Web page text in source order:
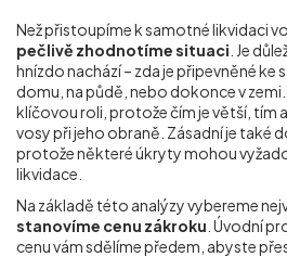
Než přistoupíme k samotné likvidaci
pečlivě zhodnotíme situaci . Je
hnízdo nachází – zda je připevněné
domu, na půdě, nebo dokonce v
klíčovou roli, protože čím je větší, tím
vosy při jeho obraně. Zásadní je také
protože některé úkryty mohou
likvidace.
Na základě této analýzy vybereme
stanovíme cenu zákroku . Úvodní
cenu vám sdělíme předem, abyste